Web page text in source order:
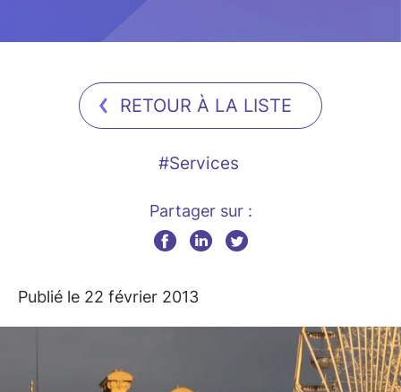
RETOUR À LA LISTE
#Services
Partager sur :
Publié le 22 février 2013